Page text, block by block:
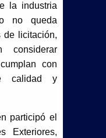
la industria
no queda
de licitación,
con
calidad y
participó el
Exteriores,